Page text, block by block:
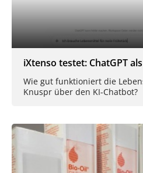
iXtenso testet: ChatGPT
Wie gut funktioniert die
Knuspr über den KI-Chatbot?